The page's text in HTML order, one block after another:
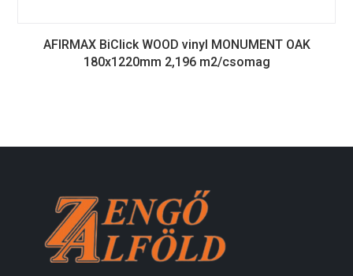
AFIRMAX BiClick WOOD vinyl MONUMENT OAK
180x1220mm 2,196 m2/csomag